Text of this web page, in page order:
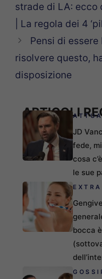
strade di LA: ecco
| La regola dei 4
Pensi di essere
risolvere questo,
disposizione
ARTICOLI
JD
fede,
cosa
le sue
EXTRA
bocca